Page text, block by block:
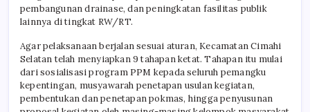
pembangunan drainase, dan peningkatan fasilitas publik
lainnya di tingkat RW/RT.
Agar pelaksanaan berjalan sesuai aturan, Kecamatan Cimahi
Selatan telah menyiapkan 9 tahapan ketat. Tahapan itu mulai
dari sosialisasi program PPM kepada seluruh pemangku
kepentingan, musyawarah penetapan usulan kegiatan,
pembentukan dan penetapan pokmas, hingga penyusunan